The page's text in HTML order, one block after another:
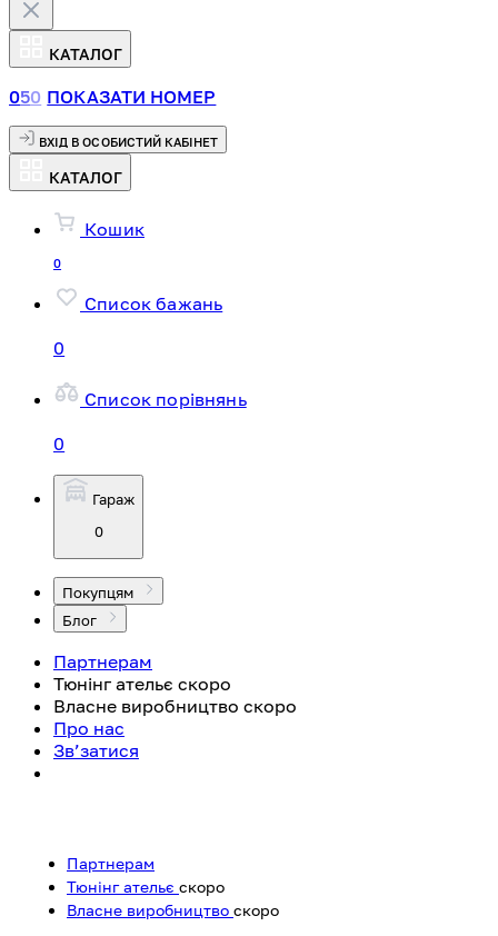
КАТАЛОГ
050 ПОКАЗАТИ НОМЕР
ВХІД В ОСОБИСТИЙ КАБІНЕТ
КАТАЛОГ
Кошик
0
Список бажань
0
Список порівнянь
0
Гараж
0
Покупцям
Блог
Партнерам
Тюнінг ательє скоро
Власне виробництво скоро
Про нас
Зв’затися
Партнерам
Тюнінг ательє скоро
Власне виробництво скоро